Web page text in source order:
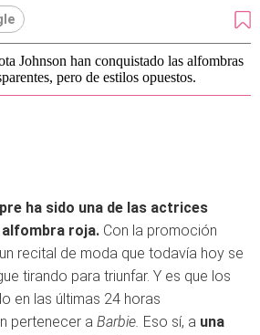
Johnson han conquistado las alfombras
pero de estilos opuestos.
ha sido una de las actrices
roja. Con la promoción
recital de moda que todavía hoy se
tirando para triunfar. Y es que los
en las últimas 24 horas
pertenecer a Barbie. Eso sí, a una